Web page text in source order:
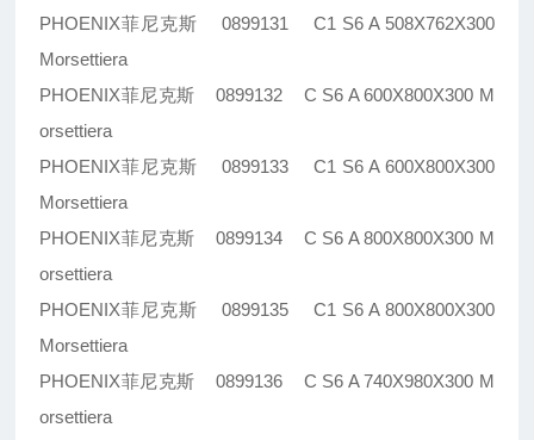
PHOENIX菲尼克斯 0899131 C1 S6 A 508X762X300
Morsettiera
PHOENIX菲尼克斯 0899132 C S6 A 600X800X300 M
orsettiera
PHOENIX菲尼克斯 0899133 C1 S6 A 600X800X300
Morsettiera
PHOENIX菲尼克斯 0899134 C S6 A 800X800X300 M
orsettiera
PHOENIX菲尼克斯 0899135 C1 S6 A 800X800X300
Morsettiera
PHOENIX菲尼克斯 0899136 C S6 A 740X980X300 M
orsettiera